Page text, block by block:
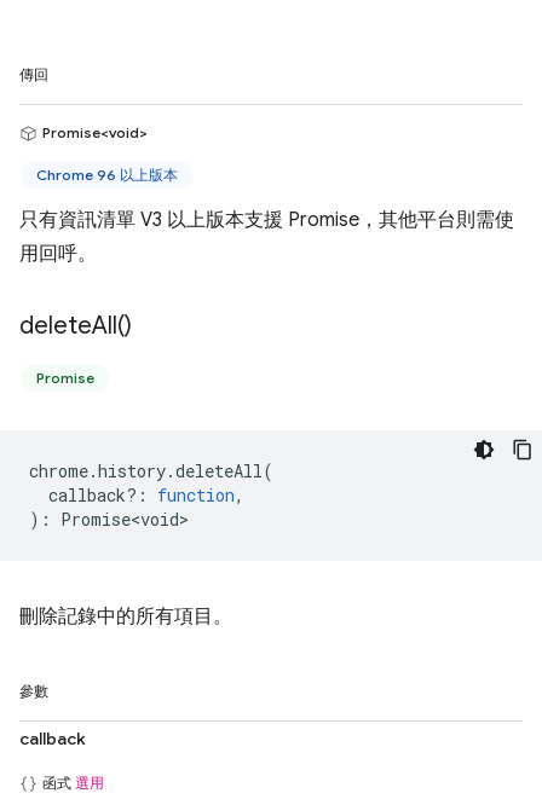
傳回
Promise<void>
Chrome 96 以上版本
只有資訊清單 V3 以上版本支援 Promise，其他平台則需使
用回呼。
deleteAll()
Promise
chrome.history.deleteAll(
callback? : function,
) : Promise<void>
刪除記錄中的所有項目。
參數
callback
函式 選用